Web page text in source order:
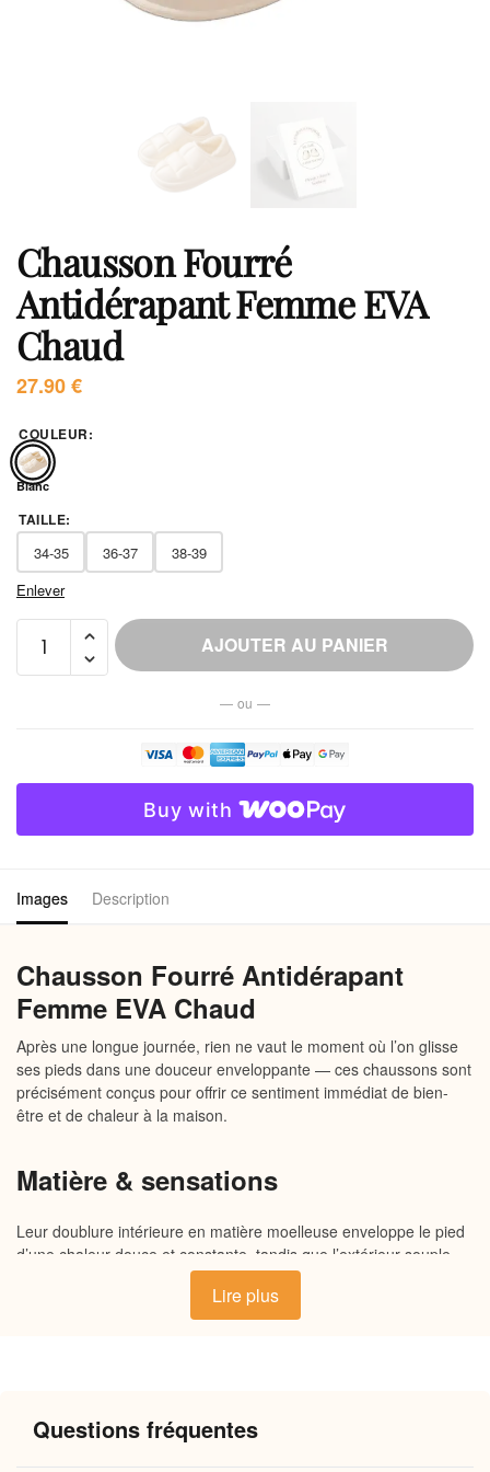
Chausson Fourré
Antidérapant Femme EVA
Chaud
27.90€
COULEUR:
Blanc
TAILLE:
34-35 36-37
38-39
Enlever
Chausson
EVA
AJOUTER AU PANIER
— ou —
Buy with
Images Description
Chausson Fourré Antidérapant
Femme EVA Chaud
Après une longue journée, rien ne vaut le moment où l’on glisse
ses pieds dans une douceur enveloppante — ces chaussons sont
précisément conçus pour offrir ce sentiment immédiat de bien-
être et de chaleur à la maison.
Matière & sensations
Leur doublure intérieure en matière moelleuse enveloppe le pied
d’une chaleur douce et constante, tandis que l’extérieur souple
s’adapte naturellement aux contours du pied. La semelle
antidérapante, à la fois légère et résistante, garantit une stabilité
confortable sur tous les sols intérieurs. Chaque détail est pensé
Pourquoi vous allez l’adorer
Lire plus
Questions fréquentes